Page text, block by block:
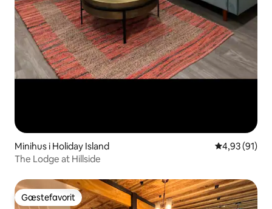
Minihus i Holiday Island 4,93 ud af 5
4,93 (91)
The Lodge at Hillside
Gæstefavorit
Gæstefavorit